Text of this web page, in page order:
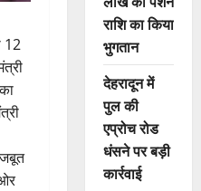
12
राशि का किया
भुगतान
देहरादून में
पुल की
एप्रोच रोड
धंसने पर बड़ी
कार्रवाई